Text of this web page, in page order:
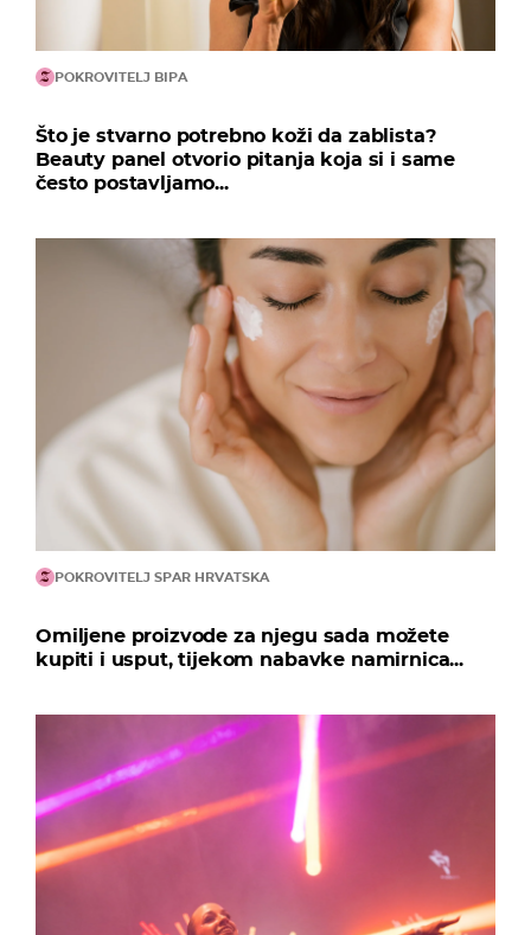
POKROVITELJ BIPA
Što je stvarno potrebno koži da zablista?
Beauty panel otvorio pitanja koja si i same
često postavljamo...
POKROVITELJ SPAR HRVATSKA
Omiljene proizvode za njegu sada možete
kupiti i usput, tijekom nabavke namirnica...